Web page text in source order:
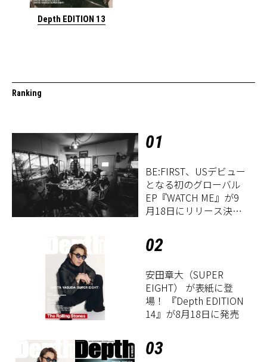
Depth EDITION 13
Ranking
01
BE:FIRST、USデビュー
となる初のグローバル
EP『WATCH ME』が9
月18日にリリース決
02
安田章大（SUPER
EIGHT） が表紙に登
場！ 『Depth EDITION
14』が8月18日に発売
03